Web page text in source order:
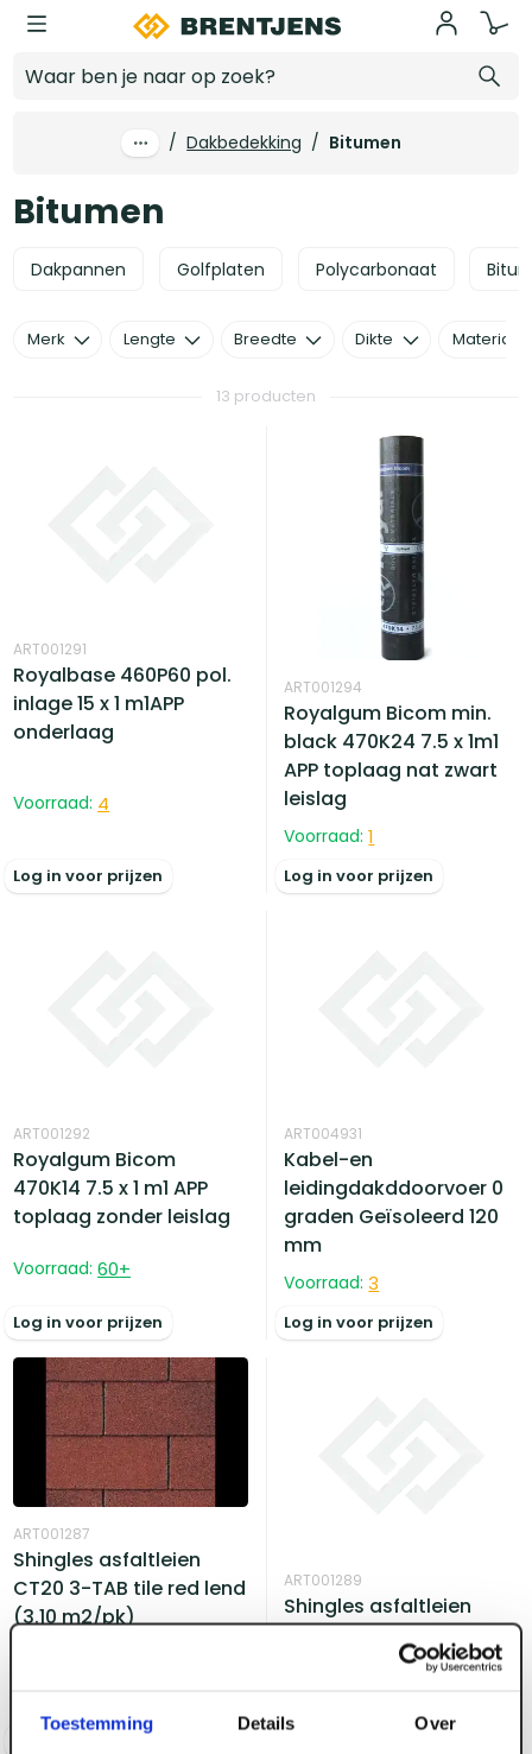
Toestemming Details Over
Ga naar hoofdinhoud
/ Dakbedekking / Bitumen
Bitumen
Dakpannen Golfplaten Polycarbonaat
13 producten
ART001291
Royalbase 460P60 pol.
inlage 15 x 1 m1APP
onderlaag
Voorraad: 4
Log in voor prijzen
ART001294
Royalgum Bicom min.
black 470K24 7.5 x 1m1
APP toplaag nat zwart
leislag
Voorraad: 1
Log in voor prijzen
ART001292
Royalgum Bicom
470K14 7.5 x 1 m1 APP
toplaag zonder leislag
Voorraad: 60+
Log in voor prijzen
ART004931
Kabel-en
leidingdakddoorvoer 0
graden Geïsoleerd 120
mm
Voorraad: 3
Log in voor prijzen
ART001287
Shingles asfaltleien
CT20 3-TAB tile red lend
(3.10 m2/pk)
Log in voor prijzen
ART001289
Shingles asfaltleien
xT25-Evergreen Blend
(3.10m2/pak)
Merk Lengte Breedte Dikte Materiaal